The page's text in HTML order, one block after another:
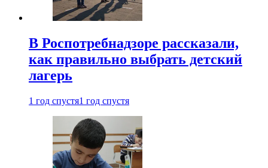
В Роспотребнадзоре рассказали,
как правильно выбрать детский
лагерь
1 год спустя1 год спустя